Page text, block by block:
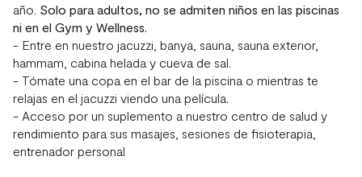
año. Solo para adultos, no se admiten niños en las piscinas
ni en el Gym y Wellness.
- Entre en nuestro jacuzzi, banya, sauna, sauna exterior,
hammam, cabina helada y cueva de sal.
- Tómate una copa en el bar de la piscina o mientras te
relajas en el jacuzzi viendo una película.
- Acceso por un suplemento a nuestro centro de salud y
rendimiento para sus masajes, sesiones de fisioterapia,
entrenador personal